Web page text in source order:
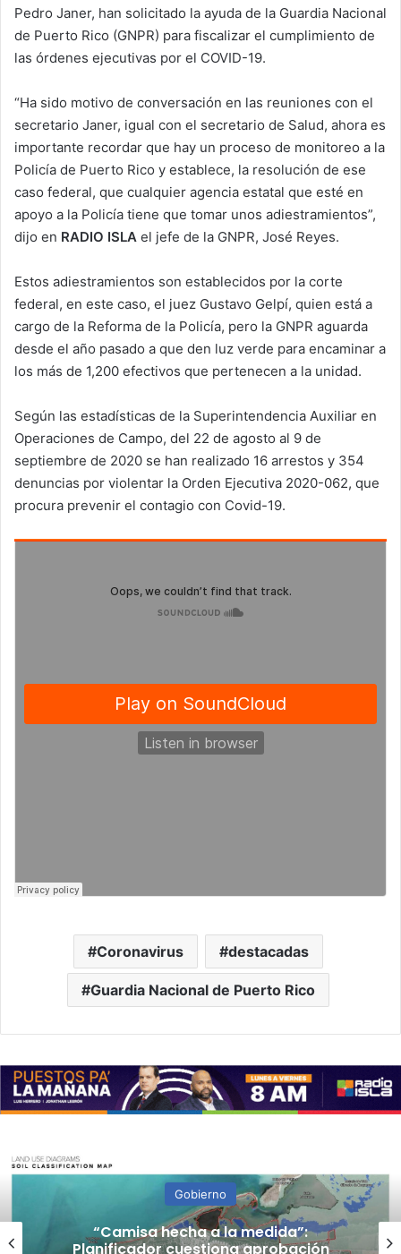
Pedro Janer, han solicitado la ayuda de la Guardia Nacional
de Puerto Rico (GNPR) para fiscalizar el cumplimiento de
las órdenes ejecutivas por el COVID-19.
“Ha sido motivo de conversación en las reuniones con el
secretario Janer, igual con el secretario de Salud, ahora es
importante recordar que hay un proceso de monitoreo a la
Policía de Puerto Rico y establece, la resolución de ese
caso federal, que cualquier agencia estatal que esté en
apoyo a la Policía tiene que tomar unos adiestramientos”,
dijo en RADIO ISLA el jefe de la GNPR, José Reyes.
Estos adiestramientos son establecidos por la corte
federal, en este caso, el juez Gustavo Gelpí, quien está a
cargo de la Reforma de la Policía, pero la GNPR aguarda
desde el año pasado a que den luz verde para encaminar a
los más de 1,200 efectivos que pertenecen a la unidad.
Según las estadísticas de la Superintendencia Auxiliar en
Operaciones de Campo, del 22 de agosto al 9 de
septiembre de 2020 se han realizado 16 arrestos y 354
denuncias por violentar la Orden Ejecutiva 2020-062, que
procura prevenir el contagio con Covid-19.
Coronavirus destacadas
Guardia Nacional de Puerto Rico
Gobierno
“Camisa hecha a la medida”:
Planificador cuestiona aprobación